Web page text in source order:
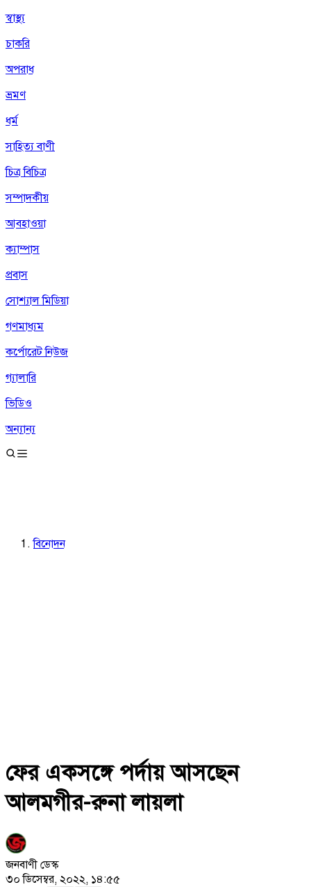
স্বাস্থ্য
চাকরি
অপরাধ
ভ্রমণ
ধর্ম
সাহিত্য বাণী
চিত্র বিচিত্র
সম্পাদকীয়
আবহাওয়া
ক্যাম্পাস
প্রবাস
সোশ্যাল মিডিয়া
গণমাধ্যম
কর্পোরেট নিউজ
গ্যালারি
ভিডিও
অন্যান্য
বিনোদন
ফের একসঙ্গে পর্দায় আসছেন
আলমগীর-রুনা লায়লা
জনবাণী ডেস্ক
৩০ ডিসেম্বর, ২০২২, ১৪:৫৫